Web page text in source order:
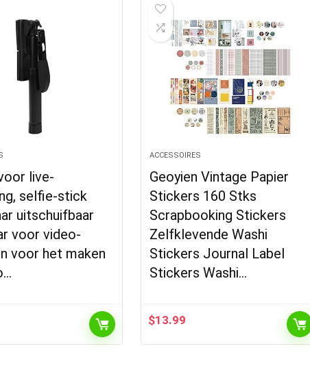
live-
selfie-stick
uitschuifbaar
voor video-
voor het maken
ACCESSOIRES
Geoyien Vintage Papier
Stickers 160 Stks
Scrapbooking Stickers
Zelfklevende Washi
Stickers Journal Label
Stickers Washi…
$13.99